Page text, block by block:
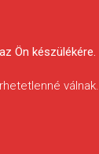
Ön készülékére.
válnak.